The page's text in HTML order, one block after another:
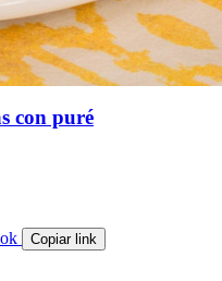
con puré
Copiar link